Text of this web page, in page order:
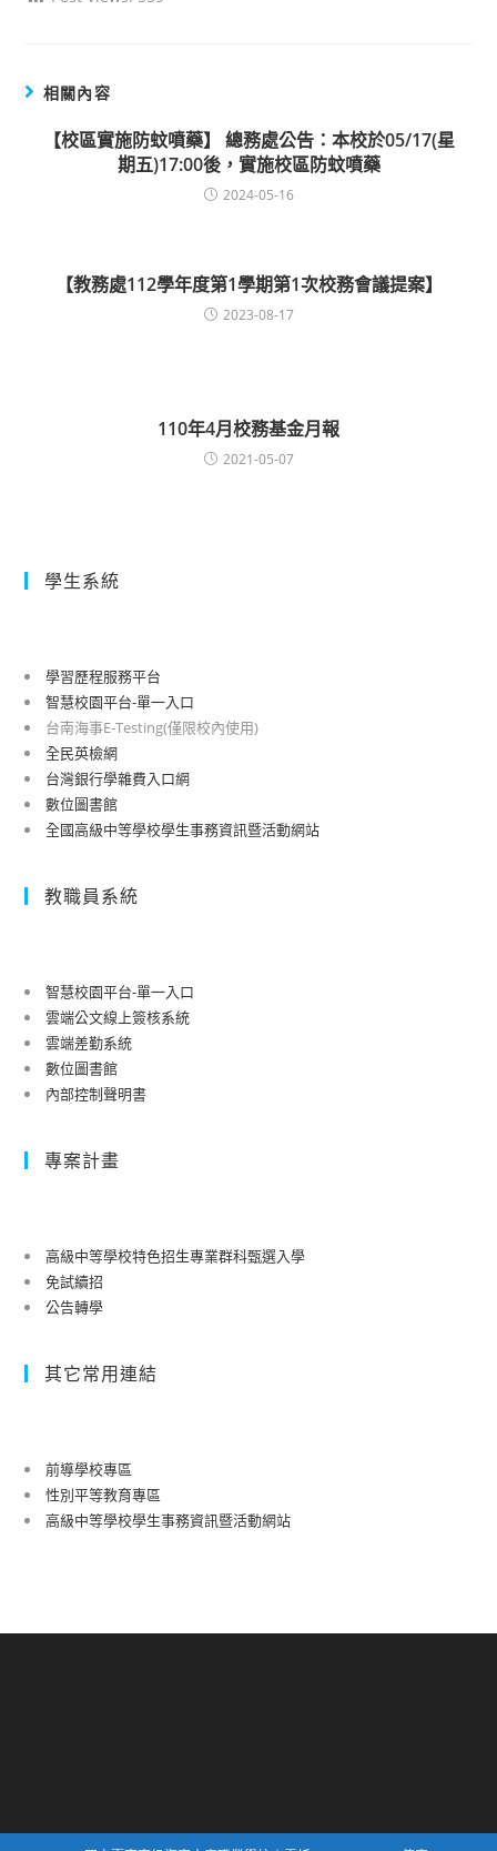
相關內容
【校區實施防蚊噴藥】 總務處公告：本校於05/17(星
期五)17:00後，實施校區防蚊噴藥
2024-05-16
【教務處112學年度第1學期第1次校務會議提案】
2023-08-17
110年4月校務基金月報
2021-05-07
學生系統
學習歷程服務平台
智慧校園平台-單一入口
台南海事E-Testing(僅限校內使用)
全民英檢網
台灣銀行學雜費入口網
數位圖書館
全國高級中等學校學生事務資訊暨活動網站
教職員系統
智慧校園平台-單一入口
雲端公文線上簽核系統
雲端差勤系統
數位圖書館
內部控制聲明書
專案計畫
高級中等學校特色招生專業群科甄選入學
免試續招
公告轉學
其它常用連結
前導學校專區
性別平等教育專區
高級中等學校學生事務資訊暨活動網站